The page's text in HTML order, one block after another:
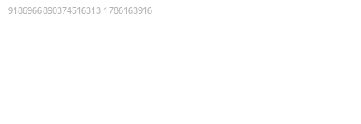
9186966890374516313:1786163916